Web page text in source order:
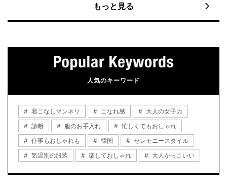
もっと見る
人気のキーワード
着こなしマンネリ こなれ感
大人の女子力
診断
服のお手入れ
忙しくてもおしゃれ
仕事もおしゃれも
韓国
セレモニースタイル
気温別の服装
楽しておしゃれ 大人かっこいい